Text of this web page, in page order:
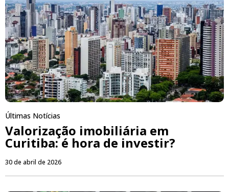
Últimas Notícias
Valorização imobiliária em
Curitiba: é hora de investir?
30 de abril de 2026